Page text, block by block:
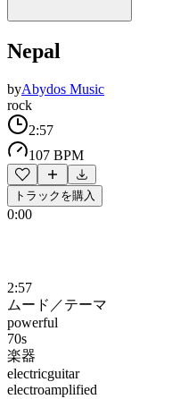
Nepal
byAbydos Music
rock
2:57
107 BPM
トラックを購入
0:00
2:57
ムード／テーマ
powerful
70s
楽器
electricguitar
electroamplified